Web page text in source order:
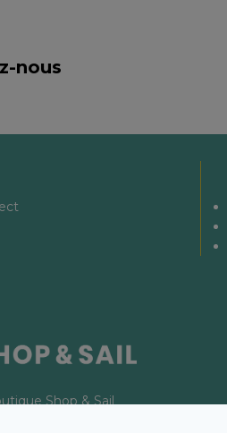
nous
Shop & Sail